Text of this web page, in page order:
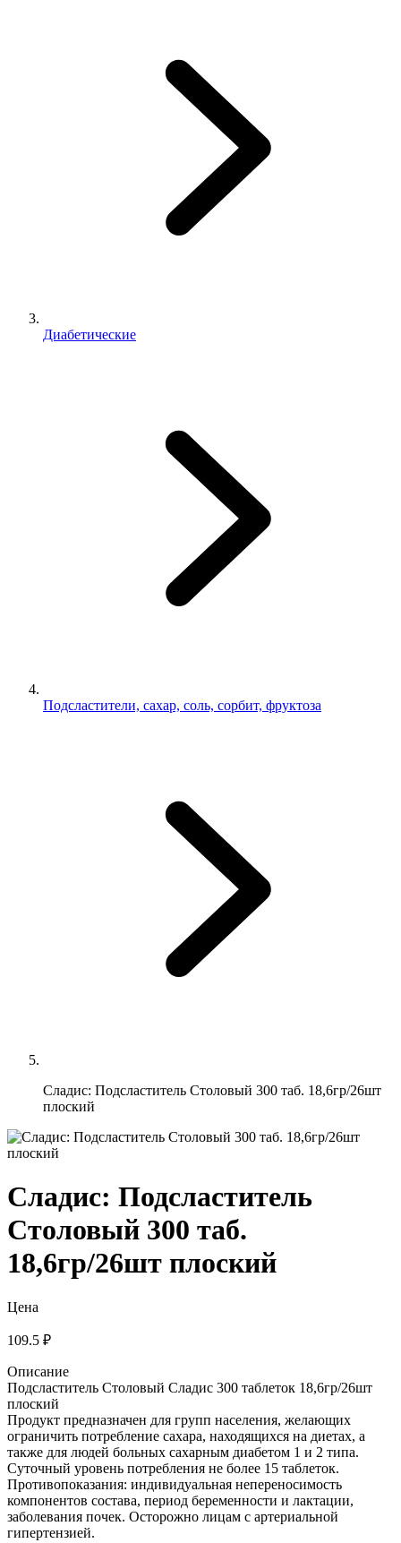
Диабетические
Подсластители, сахар, соль, сорбит, фруктоза
Сладис: Подсластитель Столовый 300 таб. 18,6гр/26шт
плоский
Сладис: Подсластитель
Столовый 300 таб.
18,6гр/26шт плоский
Цена
109.5 ₽
Описание
Подсластитель Столовый Сладис 300 таблеток 18,6гр/26шт
плоский
Продукт предназначен для групп населения, желающих
ограничить потребление сахара, находящихся на диетах, а
также для людей больных сахарным диабетом 1 и 2 типа.
Суточный уровень потребления не более 15 таблеток.
Противопоказания: индивидуальная непереносимость
компонентов состава, период беременности и лактации,
заболевания почек. Осторожно лицам с артериальной
гипертензией.